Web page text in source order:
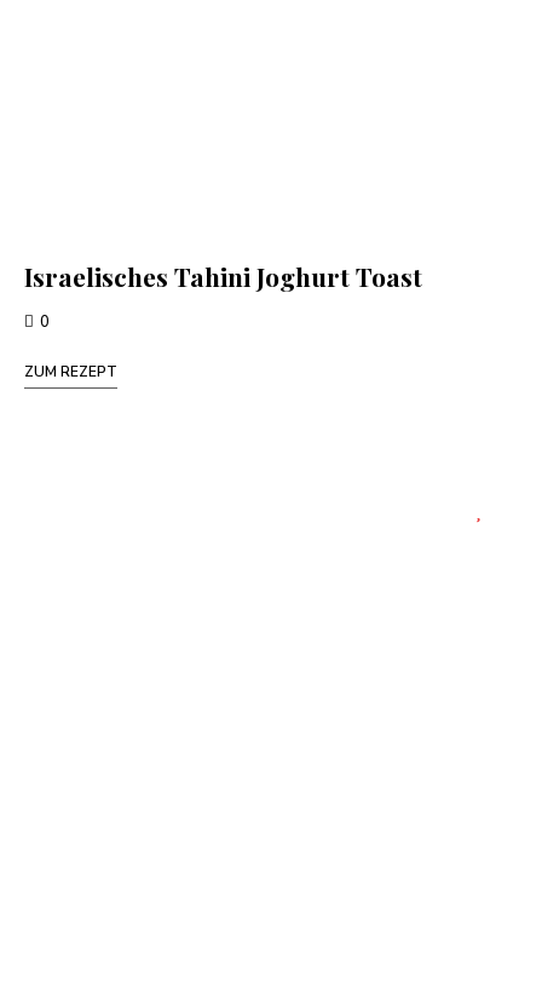
Israelisches Tahini Joghurt Toast
0
ZUM REZEPT